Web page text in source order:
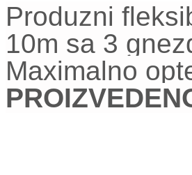
Produzni
10m sa 3
Maximalno